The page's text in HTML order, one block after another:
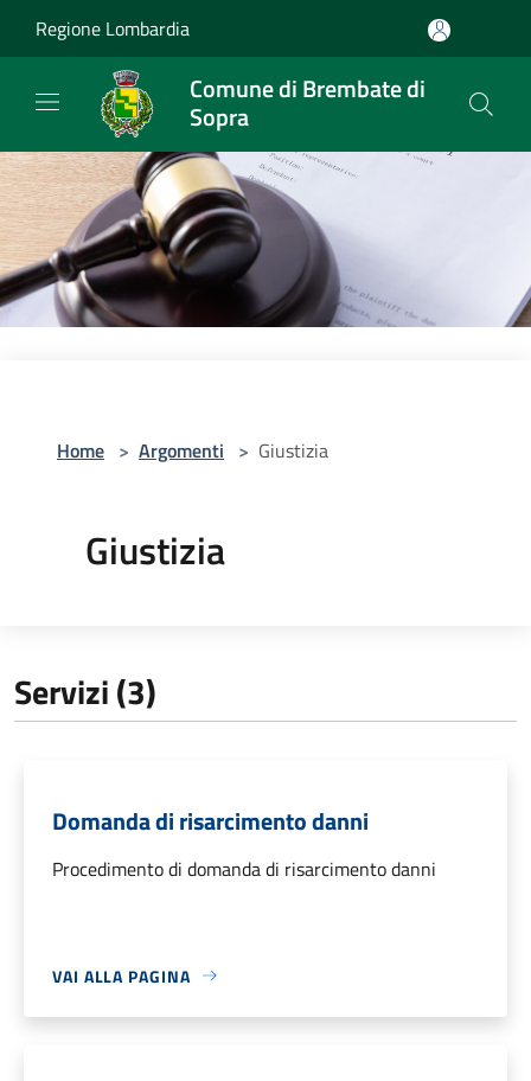
Regione Lombardia
Comune di Brembate di
Sopra
Home > Argomenti > Giustizia
Giustizia
Servizi (3)
Domanda di risarcimento danni
Procedimento di domanda di risarcimento danni
VAI ALLA PAGINA